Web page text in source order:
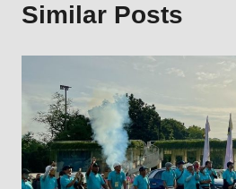
Similar Posts